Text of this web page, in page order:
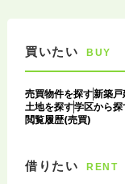
買いたい BUY
売買物件を探す新築
土地を探す学区から探
閲覧履歴(売買)
借りたい RENT